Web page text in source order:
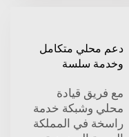
دعم محلي متكامل
وخدمة سلسة
مع فريق قيادة
محلي وشبكة خدمة
راسخة في المملكة